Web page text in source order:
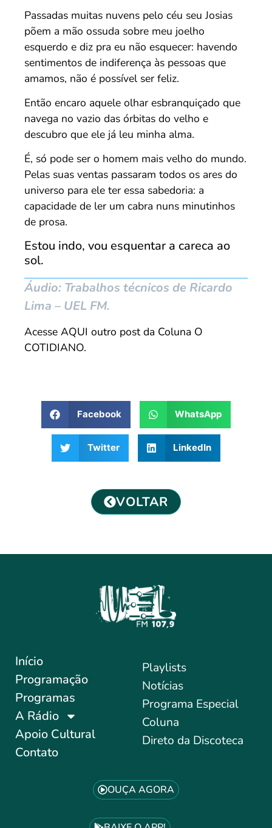
Passadas muitas nuvens pelo céu seu Josias
põem a mão ossuda sobre meu joelho
esquerdo e diz pra eu não esquecer: havendo
sentimentos de indiferença às pessoas que
amamos, não é possível ser feliz.
Então encaro aquele olhar esbranquiçado que
navega no vazio das órbitas do velho e
descubro que ele já leu minha alma.
É, só pode ser o homem mais velho do mundo.
Pelas suas ventas passaram todos os ares do
universo para ele ter essa sabedoria: a
capacidade de ler um cabra nuns minutinhos
de prosa.
Estou indo, vou esquentar a careca ao
sol.
Áudio: Trabalhos técnicos de Ricardo
Lima – UEL FM.
Acesse AQUI outro post da Coluna O
COTIDIANO.
Facebook WhatsApp
Twitter LinkedIn
VOLTAR
Início
Programação
Programas
A Rádio
Apoio Cultural
Contato
Playlists
Notícias
Programa Especial
Coluna
Direto da Discoteca
OUÇA AGORA